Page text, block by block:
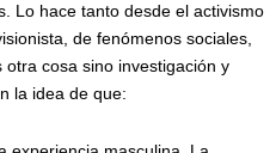
Lo hace tanto desde el activismo
de fenómenos sociales,
cosa sino investigación y
la idea de que: